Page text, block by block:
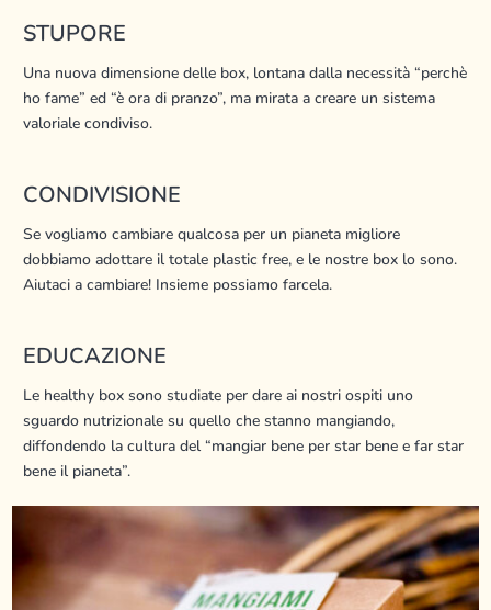
STUPORE
Una nuova dimensione delle box, lontana dalla necessità “perchè
ho fame” ed “è ora di pranzo”, ma mirata a creare un sistema
valoriale condiviso.
CONDIVISIONE
Se vogliamo cambiare qualcosa per un pianeta migliore
dobbiamo adottare il totale plastic free, e le nostre box lo sono.
Aiutaci a cambiare! Insieme possiamo farcela.
EDUCAZIONE
Le healthy box sono studiate per dare ai nostri ospiti uno
sguardo nutrizionale su quello che stanno mangiando,
diffondendo la cultura del “mangiar bene per star bene e far star
bene il pianeta”.